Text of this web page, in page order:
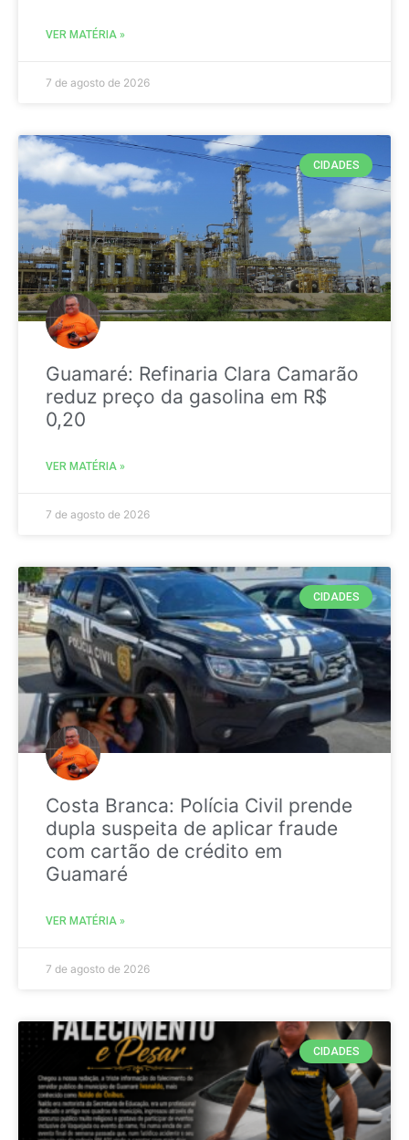
VER MATÉRIA »
7 de agosto de 2026
CIDADES
Guamaré: Refinaria Clara Camarão
reduz preço da gasolina em R$
0,20
VER MATÉRIA »
7 de agosto de 2026
CIDADES
Costa Branca: Polícia Civil prende
dupla suspeita de aplicar fraude
com cartão de crédito em
Guamaré
VER MATÉRIA »
7 de agosto de 2026
CIDADES